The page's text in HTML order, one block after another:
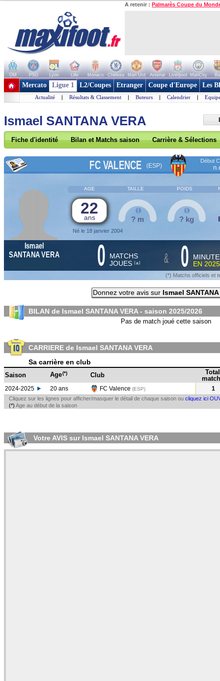
A retenir : Palmarès Coupe du
OM PSG Lyon Lille Monaco Chelsea Man Utd Arsenal Liverpool ManCity
+ de clubs
Mercato Ligue 1 L2/Coupes Etranger Coupe d'Europe Les
Actualité | Résultats & Classement | Buteurs | Calendrier |
Ismael SANTANA VERA
Fiche d'identité Bilan et Matchs saison Carrière & Sélections
FC VALENCE (ESP)
Début
AGE TAILLE POIDS
22
ans
Né le 18 janvier 2004
? m ? kg
Ismael
SANTANA VERA
0 MATCHS
JOUES (*) & 0
EN
(*) Matchs officiels et
Donnez votre avis sur Ismael
BILAN de Ismael SANTANA VERA - saison 2025/2026
Pas de match joué cette saison
CARRIERE de Ismael SANTANA VERA
Sa carrière en club
Saison Age(*) Club
Total
2024-2025 20 ans FC Valence (ESP) 1
Cliquez sur les lignes pour afficher/masquer le détail de chaque saison ou cliquez ici
(*) Age au début de la saison
Votre AVIS sur Ismael SANTANA VERA